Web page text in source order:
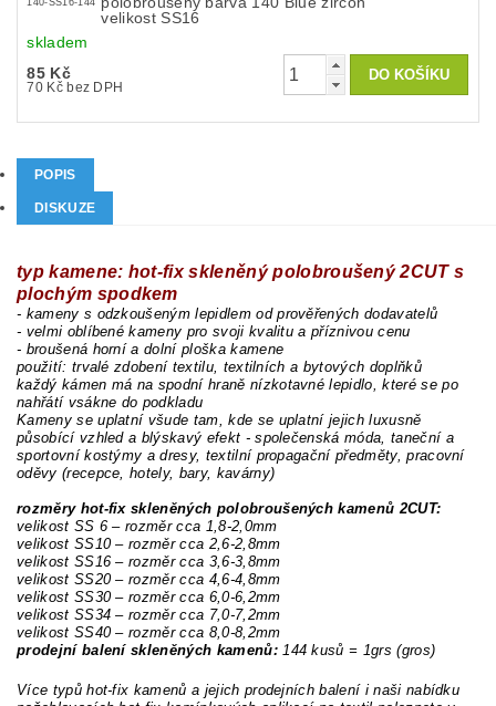
140-SS16-144
velikost SS16
skladem
85 Kč
70 Kč bez DPH
POPIS
DISKUZE
typ kamene: hot-fix skleněný polobroušený 2CUT s
plochým spodkem
- kameny s odzkoušeným lepidlem od prověřených dodavatelů
- velmi oblíbené kameny pro svoji kvalitu a příznivou cenu
- broušená horní a dolní ploška kamene
použití: trvalé zdobení textilu, textilních a bytových doplňků
každý kámen má na spodní hraně nízkotavné lepidlo, které se po
nahřátí vsákne do podkladu
Kameny se uplatní všude tam, kde se uplatní jejich luxusně
působící vzhled a blýskavý efekt - společenská móda, taneční a
sportovní kostýmy a dresy, textilní propagační předměty, pracovní
oděvy (recepce, hotely, bary, kavárny)
rozměry hot-fix skleněných polobroušených kamenů 2CUT:
velikost SS 6 – rozměr cca 1,8-2,0mm
velikost SS10 – rozměr cca 2,6-2,8mm
velikost SS16 – rozměr cca 3,6-3,8mm
velikost SS20 – rozměr cca 4,6-4,8mm
velikost SS30 – rozměr cca 6,0-6,2mm
velikost SS34 – rozměr cca 7,0-7,2mm
velikost SS40 – rozměr cca 8,0-8,2mm
prodejní balení skleněných kamenů: 144 kusů = 1grs (gros)
Více typů hot-fix kamenů a jejich prodejních balení i naši nabídku